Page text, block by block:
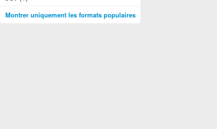
Montrer uniquement les formats populaires